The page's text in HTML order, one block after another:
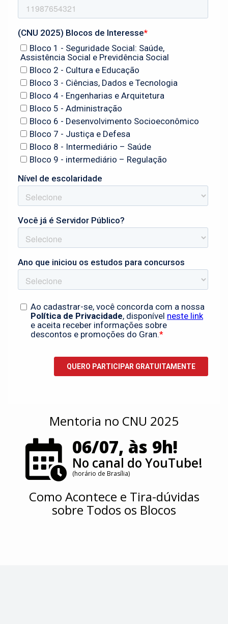
Mentoria no CNU 2025
06/07, às 9h!
No canal do YouTube!
(horário de Brasília)
Como Acontece e Tira-dúvidas
sobre Todos os Blocos